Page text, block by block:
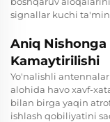
signallar kuchi
Aniq Nishonga
Kamaytirilishi
Yo'nalishli
alohida havo xavf-
bilan birga yaqin
ishlash qobiliyatini